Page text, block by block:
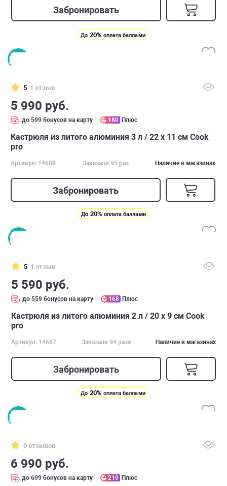
Забронировать
До 20% оплата баллами
5 1 отзыв
5 990 руб.
до 599 бонусов на карту 180 Плюс
Кастрюля из литого алюминия 3 л / 22 х 11 см Cook
pro
Артикул: 14688 Заказали 95 раз Наличие в магазинах
Забронировать
До 20% оплата баллами
5 1 отзыв
5 590 руб.
до 559 бонусов на карту 168 Плюс
Кастрюля из литого алюминия 2 л / 20 х 9 см Cook
pro
Артикул: 14687 Заказали 94 раза Наличие в магазинах
Забронировать
До 20% оплата баллами
0 отзывов
6 990 руб.
до 699 бонусов на карту 210 Плюс